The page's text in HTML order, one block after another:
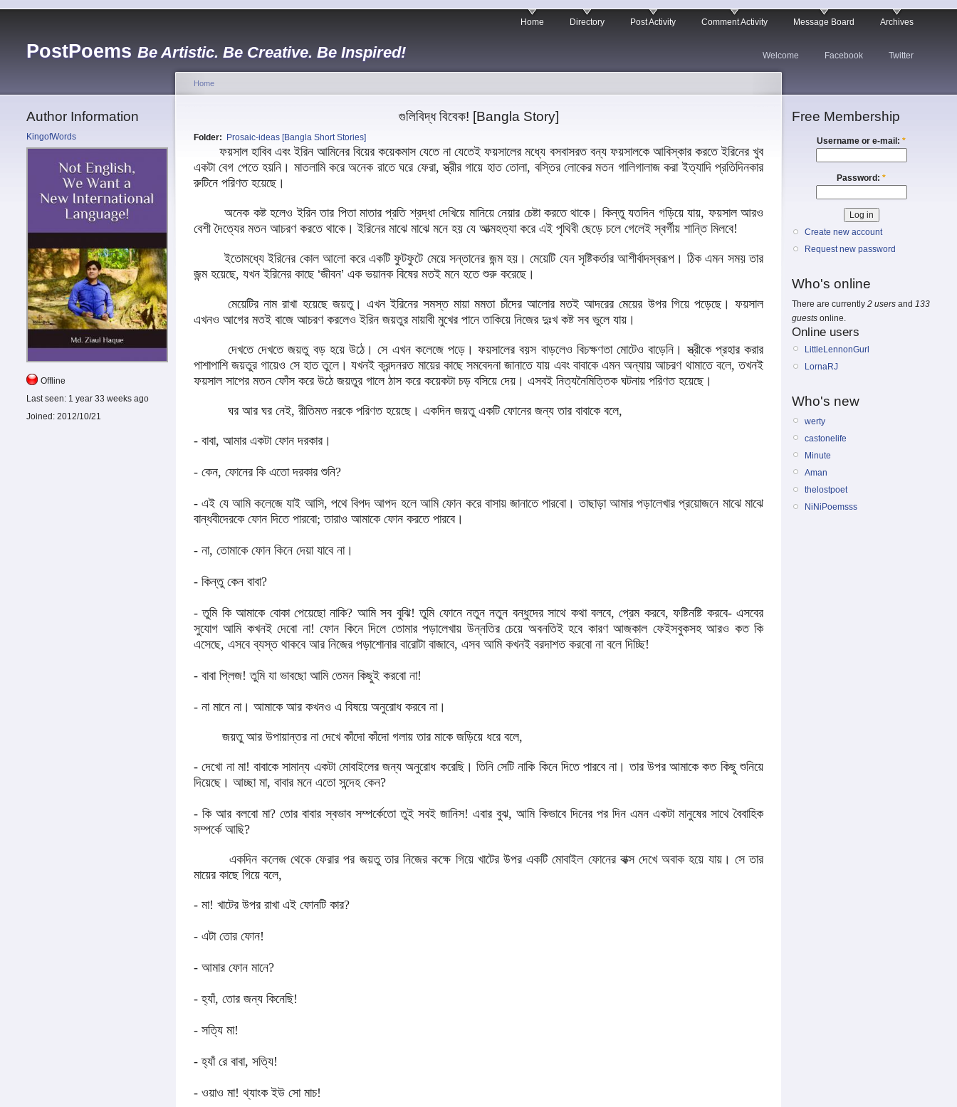
PostPoems Be Artistic. Be Creative. Be Inspired!
Home Directory Post Activity Comment Activity Message Board Archives
Welcome Facebook Twitter
Author Information
KingofWords
Offline
Last seen: 1 year 33 weeks ago
Joined: 2012/10/21
Home
গুলিবিদ্ধ বিবেক! [Bangla Story]
Folder: Prosaic-ideas [Bangla Short Stories]
ফয়সাল হাবিব এবং ইরিন আমিনের বিয়ের কয়েকমাস যেতে না যেতেই ফয়সালের মধ্যে বসবাসরত বন্য ফয়সালকে আবিস্কার করতে ইরিনের খুব
একটা বেগ পেতে হয়নি। মাতলামি করে অনেক রাতে ঘরে ফেরা, স্ত্রীর গায়ে হাত তোলা, বস্তির লোকের মতন গালিগালাজ করা ইত্যাদি প্রতিদিনকার
রুটিনে পরিণত হয়েছে।
অনেক কষ্ট হলেও ইরিন তার পিতা মাতার প্রতি শ্রদ্ধা দেখিয়ে মানিয়ে নেয়ার চেষ্টা করতে থাকে। কিন্তু যতদিন গড়িয়ে যায়, ফয়সাল আরও
বেশী দৈত্যের মতন আচরণ করতে থাকে। ইরিনের মাঝে মাঝে মনে হয় যে আত্মহত্যা করে এই পৃথিবী ছেড়ে চলে গেলেই স্বর্গীয় শান্তি মিলবে!
ইতোমধ্যে ইরিনের কোল আলো করে একটি ফুটফুটে মেয়ে সন্তানের জন্ম হয়। মেয়েটি যেন সৃষ্টিকর্তার আশীর্বাদস্বরূপ। ঠিক এমন সময় তার
জন্ম হয়েছে, যখন ইরিনের কাছে ‘জীবন’ এক ভয়ানক বিষের মতই মনে হতে শুরু করেছে।
মেয়েটির নাম রাখা হয়েছে জয়তু। এখন ইরিনের সমস্ত মায়া মমতা চাঁদের আলোর মতই আদরের মেয়ের উপর গিয়ে পড়েছে। ফয়সাল
এখনও আগের মতই বাজে আচরণ করলেও ইরিন জয়তুর মায়াবী মুখের পানে তাকিয়ে নিজের দুঃখ কষ্ট সব ভুলে যায়।
দেখতে দেখতে জয়তু বড় হয়ে উঠে। সে এখন কলেজে পড়ে। ফয়সালের বয়স বাড়লেও বিচক্ষণতা মোটেও বাড়েনি। স্ত্রীকে প্রহার করার
পাশাপাশি জয়তুর গায়েও সে হাত তুলে। যখনই ক্রন্দনরত মায়ের কাছে সমবেদনা জানাতে যায় এবং বাবাকে এমন অন্যায় আচরণ থামাতে বলে, তখনই
ফয়সাল সাপের মতন ফোঁস করে উঠে জয়তুর গালে ঠাস করে কয়েকটা চড় বসিয়ে দেয়। এসবই নিত্যনৈমিত্তিক ঘটনায় পরিণত হয়েছে।
ঘর আর ঘর নেই, রীতিমত নরকে পরিণত হয়েছে। একদিন জয়তু একটি ফোনের জন্য তার বাবাকে বলে,
- বাবা, আমার একটা ফোন দরকার।
- কেন, ফোনের কি এতো দরকার শুনি?
- এই যে আমি কলেজে যাই আসি, পথে বিপদ আপদ হলে আমি ফোন করে বাসায় জানাতে পারবো। তাছাড়া আমার পড়ালেখার প্রয়োজনে মাঝে মাঝে
বান্ধবীদেরকে ফোন দিতে পারবো; তারাও আমাকে ফোন করতে পারবে।
- না, তোমাকে ফোন কিনে দেয়া যাবে না।
- কিন্তু কেন বাবা?
- তুমি কি আমাকে বোকা পেয়েছো নাকি? আমি সব বুঝি! তুমি ফোনে নতুন নতুন বন্ধুদের সাথে কথা বলবে, প্রেম করবে, ফষ্টিনষ্টি করবে- এসবের
সুযোগ আমি কখনই দেবো না! ফোন কিনে দিলে তোমার পড়ালেখায় উন্নতির চেয়ে অবনতিই হবে কারণ আজকাল ফেইসবুকসহ আরও কত কি
এসেছে, এসবে ব্যস্ত থাকবে আর নিজের পড়াশোনার বারোটা বাজাবে, এসব আমি কখনই বরদাশত করবো না বলে দিচ্ছি!
- বাবা প্লিজ! তুমি যা ভাবছো আমি তেমন কিছুই করবো না!
- না মানে না। আমাকে আর কখনও এ বিষয়ে অনুরোধ করবে না।
জয়তু আর উপায়ান্তর না দেখে কাঁদো কাঁদো গলায় তার মাকে জড়িয়ে ধরে বলে,
- দেখো না মা! বাবাকে সামান্য একটা মোবাইলের জন্য অনুরোধ করেছি। তিনি সেটি নাকি কিনে দিতে পারবে না। তার উপর আমাকে কত কিছু শুনিয়ে
দিয়েছে। আচ্ছা মা, বাবার মনে এতো সন্দেহ কেন?
- কি আর বলবো মা? তোর বাবার স্বভাব সম্পর্কেতো তুই সবই জানিস! এবার বুঝ, আমি কিভাবে দিনের পর দিন এমন একটা মানুষের সাথে বৈবাহিক
সম্পর্কে আছি?
একদিন কলেজ থেকে ফেরার পর জয়তু তার নিজের কক্ষে গিয়ে খাটের উপর একটি মোবাইল ফোনের বাক্স দেখে অবাক হয়ে যায়। সে তার
মায়ের কাছে গিয়ে বলে,
- মা! খাটের উপর রাখা এই ফোনটি কার?
- এটা তোর ফোন!
- আমার ফোন মানে?
- হ্যাঁ, তোর জন্য কিনেছি!
- সত্যি মা!
- হ্যাঁ রে বাবা, সত্যি!
- ওয়াও মা! থ্যাংক ইউ সো মাচ!
Free Membership
Username or e-mail: *
Password: *
Create new account
Request new password
Who's online
There are currently 2 users and 133
guests online.
Online users
LittleLennonGurl
LornaRJ
Who's new
werty
castonelife
Minute
Aman
thelostpoet
NiNiPoemsss